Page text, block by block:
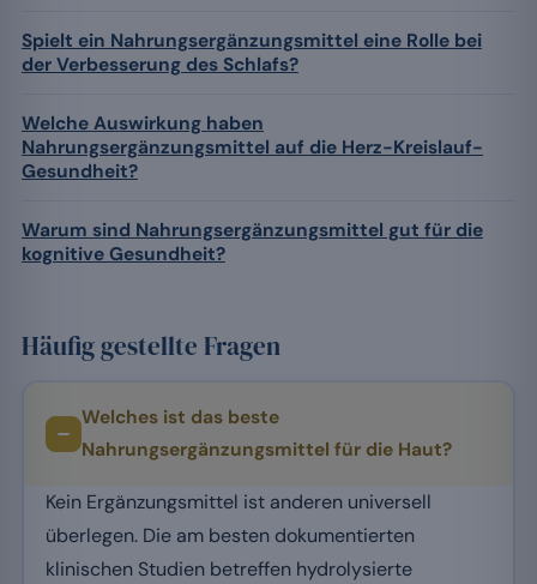
Spielt ein Nahrungsergänzungsmittel eine Rolle bei
der Verbesserung des Schlafs?
Welche Auswirkung haben
Nahrungsergänzungsmittel auf die Herz-Kreislauf-
Gesundheit?
Warum sind Nahrungsergänzungsmittel gut für die
kognitive Gesundheit?
Häufig gestellte Fragen
Welches ist das beste
Nahrungsergänzungsmittel für die Haut?
Kein Ergänzungsmittel ist anderen universell
überlegen. Die am besten dokumentierten
klinischen Studien betreffen hydrolysierte